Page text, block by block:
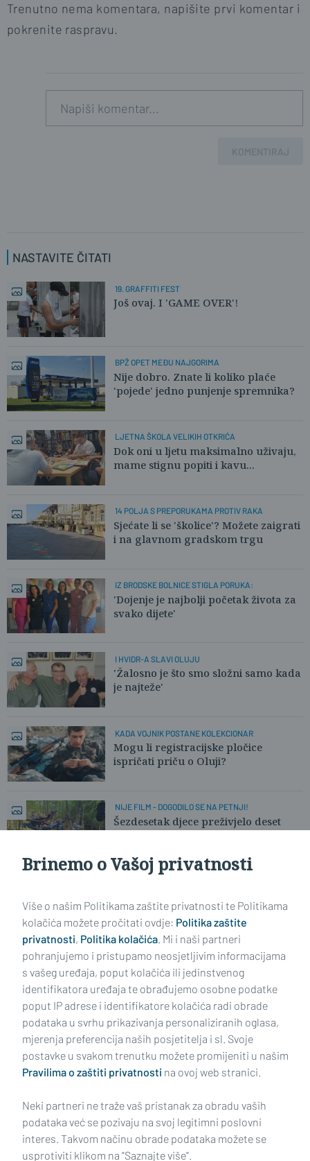
Trenutno nema komentara, napišite prvi komentar i
pokrenite raspravu.
KOMENTIRAJ
NASTAVITE ČITATI
19. GRAFFITI FEST
Još ovaj. I 'GAME OVER'!
BPŽ OPET MEĐU NAJGORIMA
Nije dobro. Znate li koliko plaće
'pojede' jedno punjenje spremnika?
LJETNA ŠKOLA VELIKIH OTKRIĆA
Dok oni u ljetu maksimalno uživaju,
mame stignu popiti i kavu...
14 POLJA S PREPORUKAMA PROTIV RAKA
Sjećate li se 'školice'? Možete zaigrati
i na glavnom gradskom trgu
IZ BRODSKE BOLNICE STIGLA PORUKA:
'Dojenje je najbolji početak života za
svako dijete'
I HVIDR-A SLAVI OLUJU
'Žalosno je što smo složni samo kada
je najteže'
KADA VOJNIK POSTANE KOLEKCIONAR
Mogu li registracijske pločice
ispričati priču o Oluji?
NIJE FILM - DOGODILO SE NA PETNJI!
Šezdesetak djece preživjelo deset
dana bez struje, vode i mobitela...
Impressum Uvjeti korištenja Politika privatnosti
Politika kolačića Kontakt Pritužbe Suradnici
Oglašavanje
RUBRIKE
Brinemo o Vašoj privatnosti
Više o našim Politikama zaštite privatnosti te Politikama
kolačića možete pročitati ovdje: Politika zaštite
privatnosti, Politika kolačića. Mi i naši partneri
pohranjujemo i pristupamo neosjetljivim informacijama
s vašeg uređaja, poput kolačića ili jedinstvenog
identifikatora uređaja te obrađujemo osobne podatke
poput IP adrese i identifikatore kolačića radi obrade
podataka u svrhu prikazivanja personaliziranih oglasa,
mjerenja preferencija naših posjetitelja i sl. Svoje
postavke u svakom trenutku možete promijeniti u našim
Pravilima o zaštiti privatnosti na ovoj web stranici.
Neki partneri ne traže vaš pristanak za obradu vaših
podataka već se pozivaju na svoj legitimni poslovni
interes. Takvom načinu obrade podataka možete se
usprotiviti klikom na "Saznajte više".